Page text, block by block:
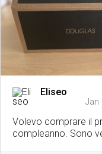
Eliseo
Jan
Volevo comprare il
compleanno. Sono